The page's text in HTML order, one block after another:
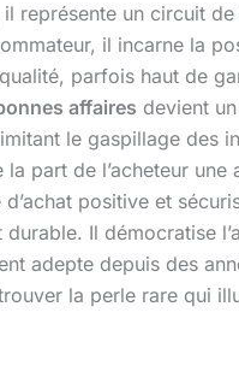
représente un circuit
il incarne la
parfois haut de
affaires devient
le gaspillage des
part de l’acheteur une
positive et
Il démocratise
adepte depuis des
la perle rare qui